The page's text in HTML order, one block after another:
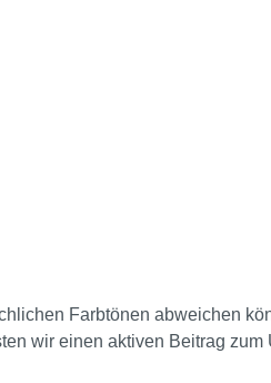
Farbtönen abweichen
wir einen aktiven Beitrag zum